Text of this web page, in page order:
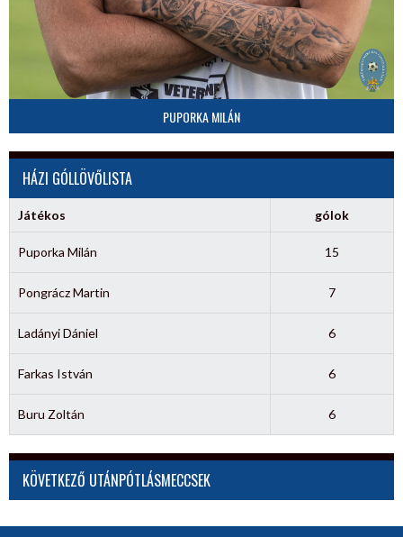
PUPORKA MILÁN
HÁZI GÓLLÖVŐLISTA
Játékos gólok
Puporka Milán 15
Pongrácz Martin 7
Ladányi Dániel 6
Farkas István 6
Buru Zoltán 6
KÖVETKEZŐ UTÁNPÓTLÁSMECCSEK